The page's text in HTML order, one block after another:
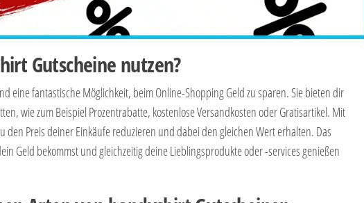
Gutscheine nutzen?
eine fantastische Möglichkeit, beim Online-Shopping Geld zu sparen. Sie bieten dir
wie zum Beispiel Prozentrabatte, kostenlose Versandkosten oder Gratisartikel. Mit
den Preis deiner Einkäufe reduzieren und dabei den gleichen Wert erhalten. Das
Geld bekommst und gleichzeitig deine Lieblingsprodukte oder -services genießen